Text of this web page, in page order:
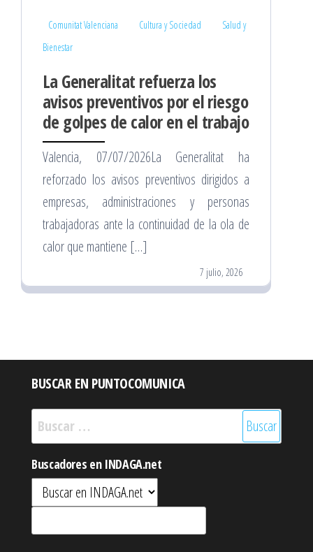
Comunitat Valenciana Cultura y Sociedad
Salud y
Bienestar
La Generalitat refuerza los
avisos preventivos por el riesgo
de golpes de calor en el trabajo
Valencia, 07/07/2026La Generalitat ha
reforzado los avisos preventivos dirigidos a
empresas, administraciones y personas
trabajadoras ante la continuidad de la ola de
calor que mantiene […]
7 julio, 2026
BUSCAR EN PUNTOCOMUNICA
Buscar:
Buscadores en INDAGA.net